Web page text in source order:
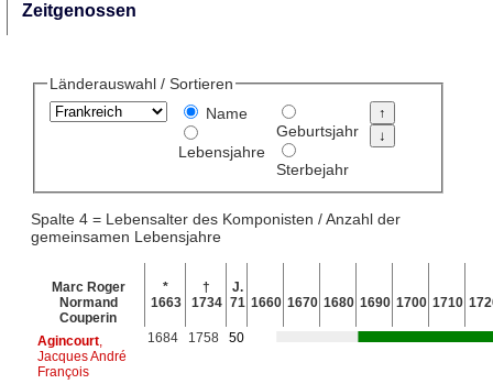
Zeitgenossen
Länderauswahl / Sortieren
Name
Lebensjahre
Geburtsjahr
Sterbejahr
Spalte 4 = Lebensalter des Komponisten / Anzahl der
gemeinsamen Lebensjahre
Marc Roger
Normand
Couperin
*
1663
†
1734
J.
71 1660 1670 1680 1690 1700 1710
Agincourt,
Jacques André
François
1684 1758 50